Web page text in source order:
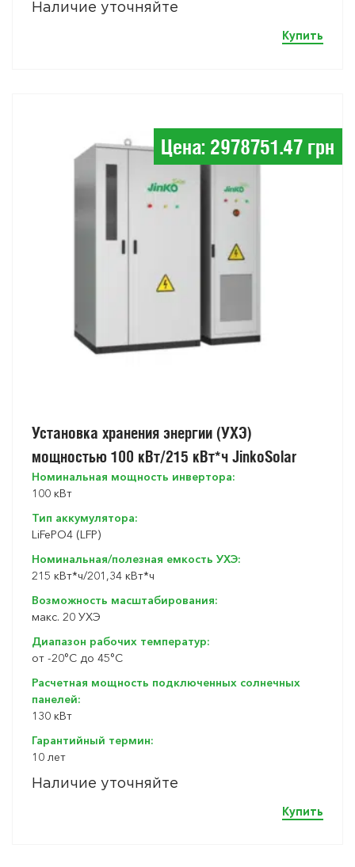
Наличие уточняйте
Купить
Цена: 2978751.47 грн
Установка хранения энергии (УХЭ)
мощностью 100 кВт/215 кВт*ч JinkoSolar
Номинальная мощность инвертора:
100 кВт
Тип аккумулятора:
LiFePO4 (LFP)
Номинальная/полезная емкость УХЭ:
215 кВт*ч/201,34 кВт*ч
Возможность масштабирования:
макс. 20 УХЭ
Диапазон рабочих температур:
от -20°C до 45°C
Расчетная мощность подключенных солнечных
панелей:
130 кВт
Гарантийный термин:
10 лет
Наличие уточняйте
Купить